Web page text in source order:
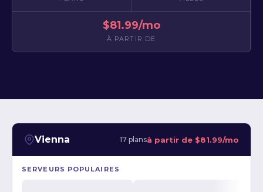
$81.99/mo
À PARTIR DE
Vienna 17 plansà partir de $81.99/mo
SERVEURS POPULAIRES